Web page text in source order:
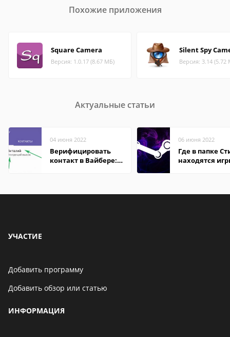
Похожие приложения
Square Camera
Версия: 1.0.17 (8.67 МБ)
Silent Spy
Версия: 3.14 (5.72
Актуальные статьи
04 июня 2022
Верифицировать
контакт в Вайбере:
06 июня 2022
Где в папке
находятся
УЧАСТИЕ
Добавить программу
Добавить обзор или статью
ИНФОРМАЦИЯ